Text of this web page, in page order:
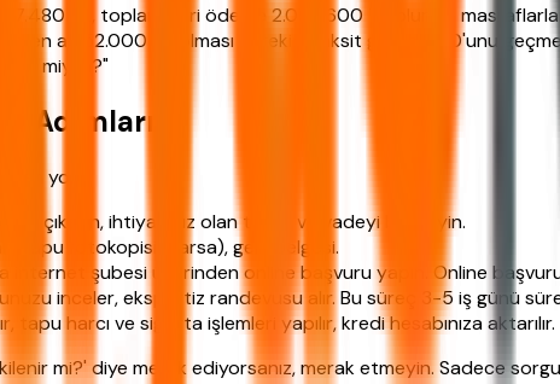
TL, toplam geri ödeme 2.097.600 TL olur. Ek
en az 52.000 TL olması gerekir (taksit gelirin %30'unu
miyim?"
Adımları
yol:
çıkarın, ihtiyacınız olan tutarı ve vadeyi belirleyin.
tapu fotokopisi (varsa), gelir belgesi.
internet şubesi üzerinden online başvuru yapın. Online
inceler, ekspertiz randevusu alır. Bu süreç 3-5 iş günü
tapu harcı ve sigorta işlemleri yapılır, kredi hesabınıza aktarılır.
mi?' diye merak ediyorsanız, merak etmeyin. Sadece